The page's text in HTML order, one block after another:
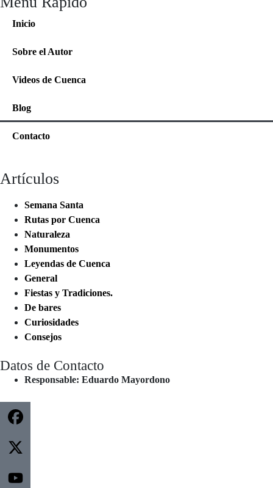
Inicio
Sobre el Autor
Videos de Cuenca
Blog
Contacto
Artículos
Semana Santa
Rutas por Cuenca
Naturaleza
Monumentos
Leyendas de Cuenca
General
Fiestas y Tradiciones.
De bares
Curiosidades
Consejos
Datos de Contacto
Responsable: Eduardo Mayordono